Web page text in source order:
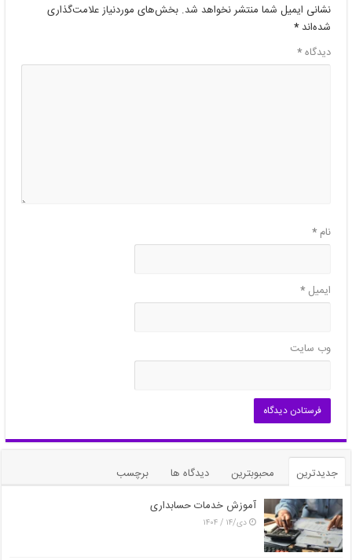
نشانی ایمیل شما منتشر نخواهد شد. بخش‌های موردنیاز علامت‌گذاری
شده‌اند*
دیدگاه*
نام*
ایمیل*
وب‌ سایت
جدیدترین محبوبترین دیدگاه ها
برچسب
آموزش خدمات حسابداری
دی/۱۴ / ۱۴۰۴